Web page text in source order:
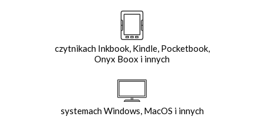
czytnikach Inkbook, Kindle, Pocketbook,
Onyx Boox i innych
systemach Windows, MacOS i innych